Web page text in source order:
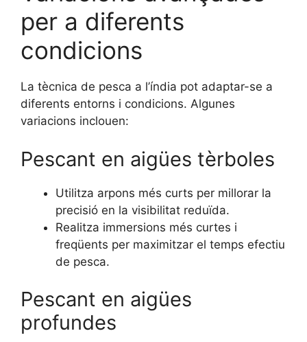
per a diferents
condicions
La tècnica de pesca a l’índia pot adaptar-se a
diferents entorns i condicions. Algunes
variacions inclouen:
Pescant en aigües tèrboles
Utilitza arpons més curts per millorar la
precisió en la visibilitat reduïda.
Realitza immersions més curtes i
freqüents per maximitzar el temps efectiu
de pesca.
Pescant en aigües
profundes